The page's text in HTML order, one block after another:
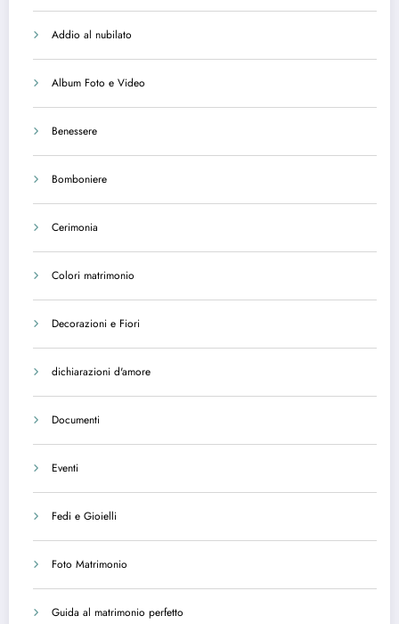
Addio al nubilato
Album Foto e Video
Benessere
Bomboniere
Cerimonia
Colori matrimonio
Decorazioni e Fiori
dichiarazioni d'amore
Documenti
Eventi
Fedi e Gioielli
Foto Matrimonio
Guida al matrimonio perfetto